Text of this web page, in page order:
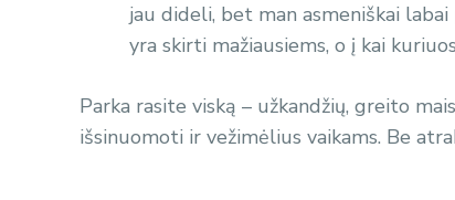
jau dideli, bet man asmeniškai
yra skirti mažiausiems, o į kai
Parka rasite viską – užkandžių, greito
išsinuomoti ir vežimėlius vaikams. Be